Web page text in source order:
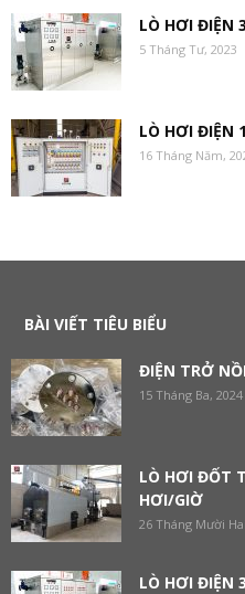
LÒ HƠI ĐIỆN
5 Tháng Tư, 2023
LÒ HƠI ĐIỆN
16 Tháng Năm,
BÀI VIẾT TIÊU BIỂU
ĐIỆN TRỞ
15 Tháng Ba, 2024
LÒ HƠI ĐỐT
HƠI/GIỜ
26 Tháng Mười
LÒ HƠI ĐIỆN